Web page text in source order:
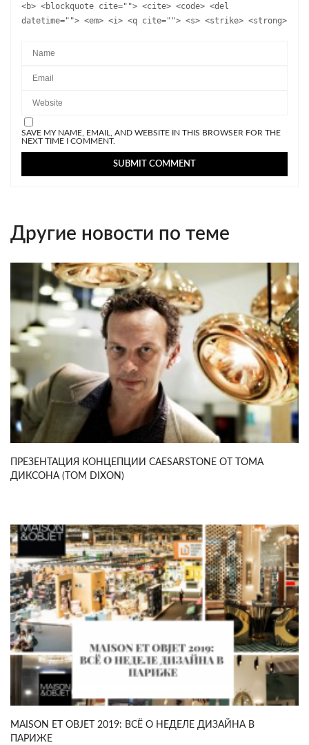
<b> <blockquote cite=""> <cite> <code> <del
datetime=""> <em> <i> <q cite=""> <s> <strike> <strong>
SAVE MY NAME, EMAIL, AND WEBSITE IN THIS BROWSER FOR THE
NEXT TIME I COMMENT.
Другие новости по теме
ПРЕЗЕНТАЦИЯ КОНЦЕПЦИИ CAESARSTONE ОТ ТОМА
ДИКСОНА (TOM DIXON)
MAISON ET OBJET 2019: ВСЁ О НЕДЕЛЕ ДИЗАЙНА В
ПАРИЖЕ